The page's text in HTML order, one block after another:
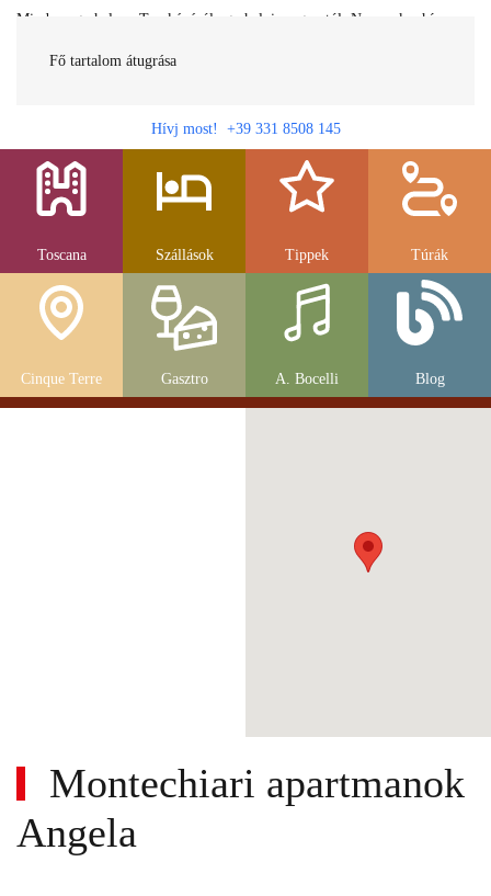
Fő tartalom átugrása
Minden egy helyen Toszkánáról egy helyi magyartól. Nemcsak a híres
gasztronomia....
Hívj most! +39 331 8508 145
Toscana Szállások Tippek Túrák
Cinque Terre Gasztro A. Bocelli Blog
Montechiari apartmanok
Angela